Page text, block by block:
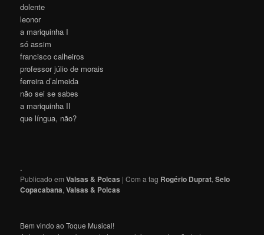
dolente
leonor
a mariquinha I
só assim
francisco calheiros
professor júlio de morais
ferreira d’almeida
não sei se sabes
a mariquinha II
que língua, não?
.
Publicado em Valsas & Polcas |Com a tag Rogério Duprat,Selo
Copacabana,Valsas & Polcas
Bem vindo ao Toque Musical!